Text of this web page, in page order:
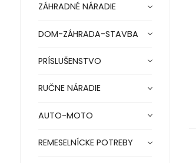
ZÁHRADNÉ NÁRADIE
DOM-ZÁHRADA-STAVBA
PRÍSLUŠENSTVO
RUČNE NÁRADIE
AUTO-MOTO
REMESELNÍCKE POTREBY